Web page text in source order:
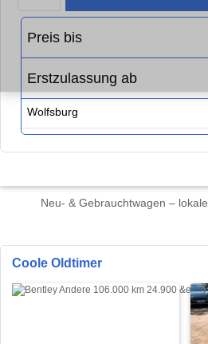
Neu- & Gebrauchtwagen –
Coole Oldtimer